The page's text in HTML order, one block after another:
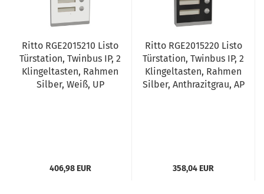
Ritto RGE2015210 Listo
Türstation, Twinbus IP, 2
Klingeltasten, Rahmen
Silber, Weiß, UP
406,98 EUR
Ritto RGE2015220 Listo
Türstation, Twinbus IP, 2
Klingeltasten, Rahmen
Silber, Anthrazitgrau, AP
358,04 EUR